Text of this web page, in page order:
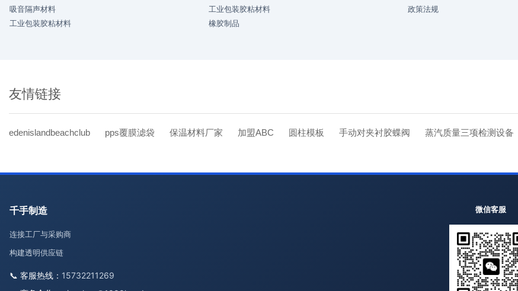
吸音隔声材料
工业包装胶粘材料
工业包装胶粘材料
橡胶制品
政策法规
友情链接
edenislandbeachclub pps覆膜滤袋 保温材料厂家 加盟ABC 圆柱模板 手动对夹衬胶蝶阀 蒸汽质量三项检测设备
千手制造
连接工厂与采购商
构建透明供应链
📞 客服热线： 15732211269
微信客服